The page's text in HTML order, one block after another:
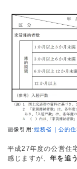
画像引用:総務省｜公的
平成27年度の公営住
感じますが、年を追